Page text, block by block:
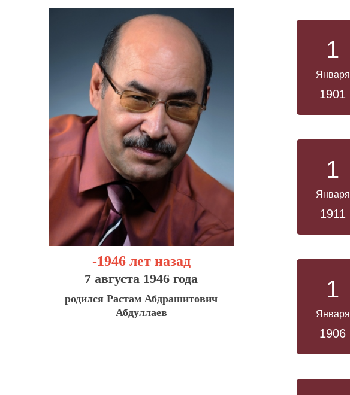
-1946 лет назад
7 августа 1946 года
родился Растам Абдрашитович
Абдуллаев
1
Января
1901
1
Января
1911
1
Января
1906